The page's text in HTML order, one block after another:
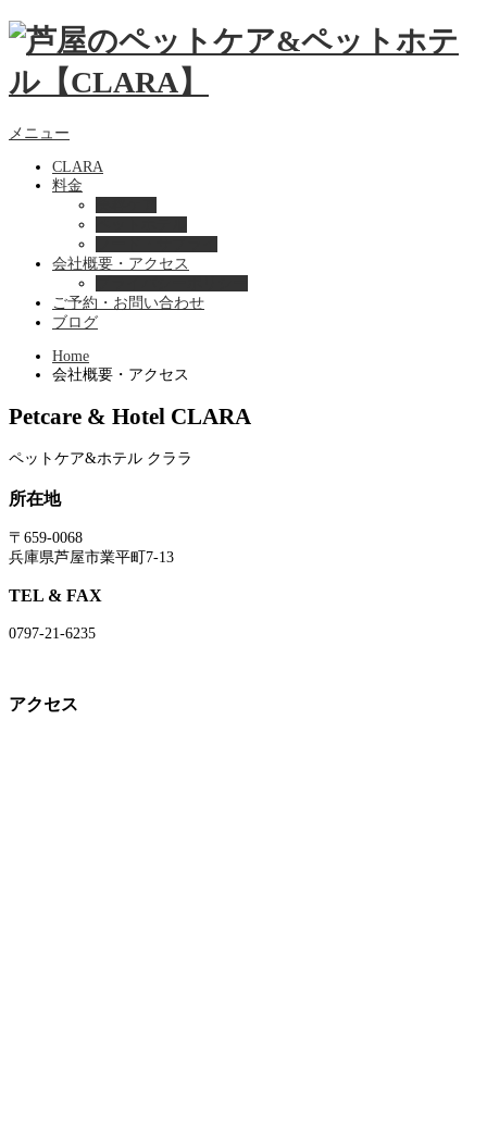
メニュー
CLARA
料金
会社概要・アクセス
ご予約・お問い合わせ
ブログ
Home
会社概要・アクセス
Petcare & Hotel CLARA
ペットケア&ホテル クララ
所在地
〒659-0068
兵庫県芦屋市業平町7-13
TEL & FAX
0797-21-6235
アクセス